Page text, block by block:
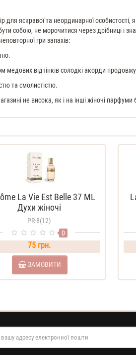
Bombshell
Paradise
250
для
для яскравої та неординарної
собою, не морочитися через дрібниці і
гри запахів:
медових відтінків солодкі акорди
та смолистістю.
не висока, як і на інші жіночі
La Vie Est Belle 37 ML
Духи жіночі
PR-8(12)
0
75 грн.
ЗАМОВИТИ